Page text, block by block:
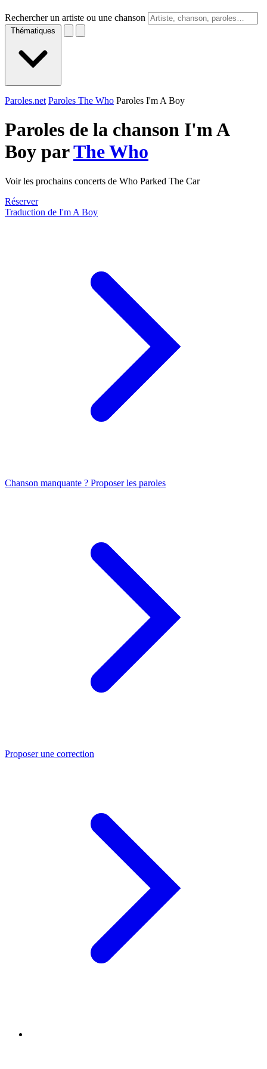
Rechercher un artiste ou une chanson
Thématiques
Paroles.net Paroles The Who Paroles I'm A Boy
Paroles de la chanson I'm A
Boy parThe Who
Voir les prochains concerts de Who Parked The Car
Réserver
Traduction de I'm A Boy
Chanson manquante ? Proposer les paroles
Proposer une correction